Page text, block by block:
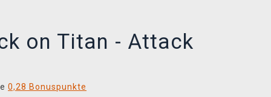
on Titan - Attack
0,28 Bonuspunkte